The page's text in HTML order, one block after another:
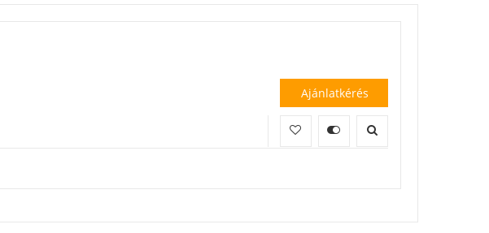
Ajánlatkérés